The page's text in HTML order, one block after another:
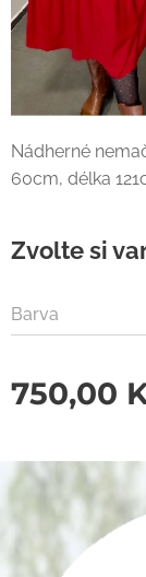
Nádherné
60cm, délka
Zvolte si
Barva
750,00